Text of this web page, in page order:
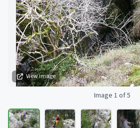
View image
Image 1 of 5